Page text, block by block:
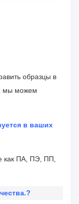
образцы в
мы можем
в ваших
как ПА, ПЭ, ПП,
?